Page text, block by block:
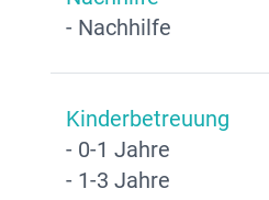
- Nachhilfe
Kinderbetreuung
- 0-1 Jahre
- 1-3 Jahre